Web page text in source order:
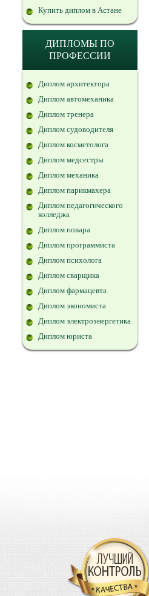
Купить диплом в Астане
ДИПЛОМЫ ПО
ПРОФЕССИИ
Диплом архитектора
Диплом автомеханика
Диплом тренера
Диплом судоводителя
Диплом косметолога
Диплом медсестры
Диплом механика
Диплом парикмахера
Диплом педагогического
колледжа
Диплом повара
Диплом программиста
Диплом психолога
Диплом сварщика
Диплом фармацевта
Диплом экономиста
Диплом электроэнергетика
Диплом юриста